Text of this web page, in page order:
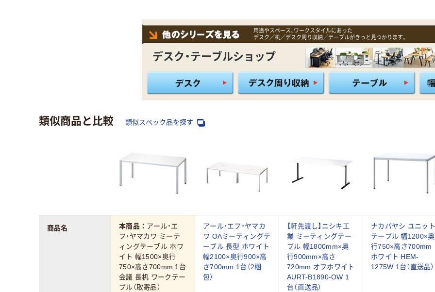
用途やスペース、ワークスタイルにあった
デスク／机／デスク周り収納／テーブルがきっと見つかります。
デスク・テーブルショップ
類似商品と比較 類似スペック品を探す
本商品： アール・エ
フ・ヤマカワ ミーテ
ィングテーブル ホワ
イト 幅1500×奥行
750×高さ700mm 1台
会議 長机 ワークテー
ブル（取寄品）
アール・エフ・ヤマカ
ワ OAミーティングテ
ーブル 長型 ホワイト
幅2100×奥行900×高
さ700mm 1台（2梱
包）
【軒先渡し】ニシキ工
業 ミーティングテー
ブル 幅1800mm×奥
行900mm×高さ
720mm オフホワイト
AURT-B1890-OW 1
台（直送品）
ナカバヤシ ユニット
テーブル 幅1200×奥
行750×高さ700mm
ホワイト HEM-
1275W 1台（直送品）
商品名